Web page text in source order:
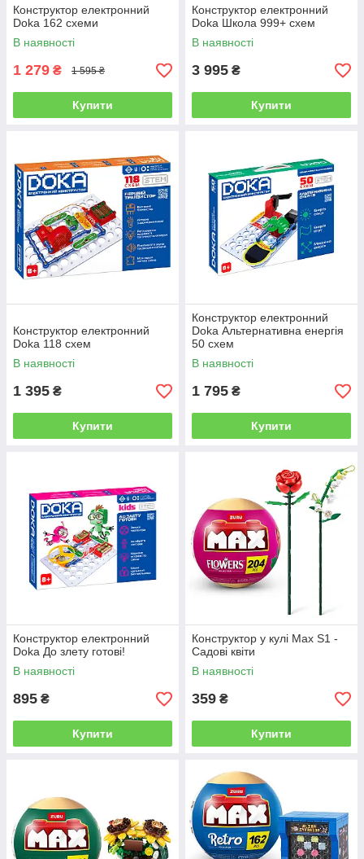
Конструктор електронний
Doka 162 схеми
В наявності
1 279 ₴ 1 595 ₴
Купити
Конструктор електронний
Doka Школа 999+ схем
В наявності
3 995 ₴
Купити
Конструктор електронний
Doka 118 схем
В наявності
1 395 ₴
Купити
Конструктор електронний
Doka Альтернативна енергія
50 схем
В наявності
1 795 ₴
Купити
Конструктор електронний
Doka До злету готові!
В наявності
895 ₴
Купити
Конструктор у кулі Max S1 -
Садові квіти
В наявності
359 ₴
Купити